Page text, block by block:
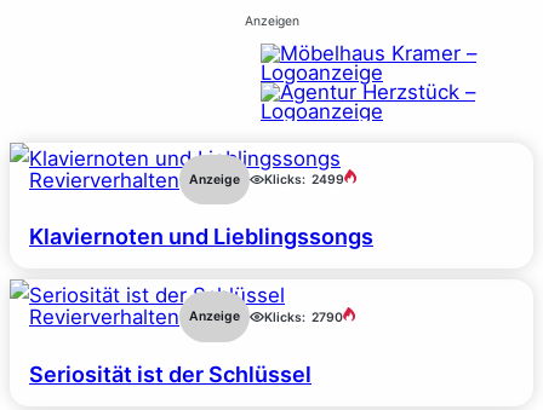
Anzeigen
Revierverhalten Anzeige Klicks: 2499
Klaviernoten und Lieblingssongs
Revierverhalten Anzeige Klicks: 2790
Seriosität ist der Schlüssel